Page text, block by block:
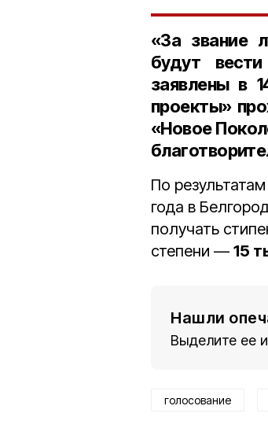
«За звание
будут
заявлены в
проекты»
«Новое
По
года в
получать
степени — 15
Нашли
Выделите ее
голосование